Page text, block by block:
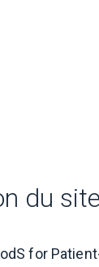
du site
for